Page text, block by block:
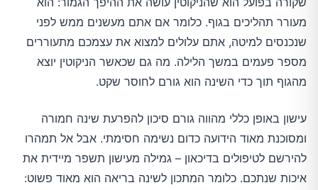
מעורר תהליכים בגוף. כלומר אם אתם מעשנים ממש לפני
שנכנסים למיטה, אתם עלולים למצוא את עצמכם מתעוררים
מספר פעמים במשך הלילה. מה גם שכאשר הניקוטין יוצא
מהגוף תוך כדי השינה הוא גורם לחוסר שקט.
עישון באופן כללי מהווה גורם סיכון להפרעת שינה חמורה
ומסוכנת מאוד הידועה כדום נשימה חסימתי. אבל אל תמהרו
להירשם לטיפולים בדיכאון – גמילה מעישון תשפר מיידית את
איכות שנתכם. כלומר המתכון לשינה בריאה הוא מאוד פשוט: